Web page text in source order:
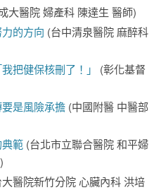
大醫院 婦產科 陳達生 醫師)
的方向 (台中清泉醫院 麻醉科
把健保核刪了！」
(彰化基督
是風險承擔 (中國附醫 中醫部
範 (台北市立聯合醫院 和平婦
大醫院新竹分院 心臟內科 洪培